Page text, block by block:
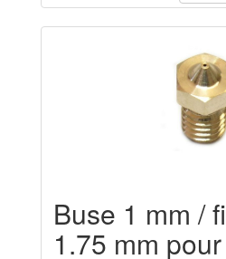
Buse 1 mm /
1.75 mm